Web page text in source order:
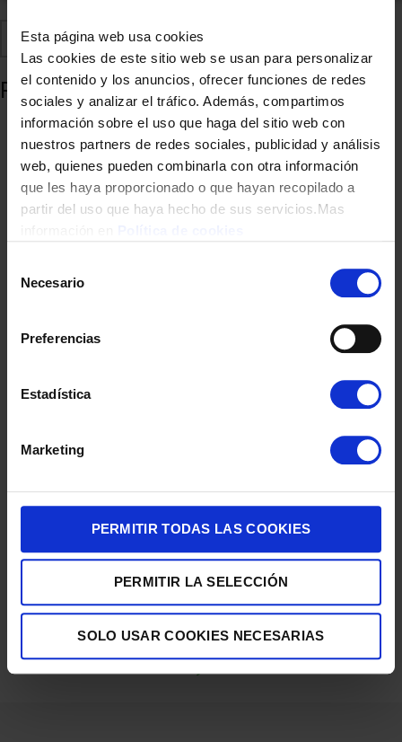
Esta página web usa cookies
Las cookies de este sitio web se usan para personalizar
el contenido y los anuncios, ofrecer funciones de redes
sociales y analizar el tráfico. Además, compartimos
información sobre el uso que haga del sitio web con
nuestros partners de redes sociales, publicidad y análisis
web, quienes pueden combinarla con otra información
que les haya proporcionado o que hayan recopilado a
partir del uso que haya hecho de sus servicios.Mas
Necesario
Preferencias
Estadística
Marketing
PERMITIR TODAS LAS COOKIES
PERMITIR LA SELECCIÓN
SOLO USAR COOKIES NECESARIAS
Añadir a favoritos
Productos relacionados
ION
521,00€